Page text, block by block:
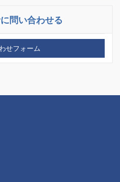
問い合わせる
せフォーム